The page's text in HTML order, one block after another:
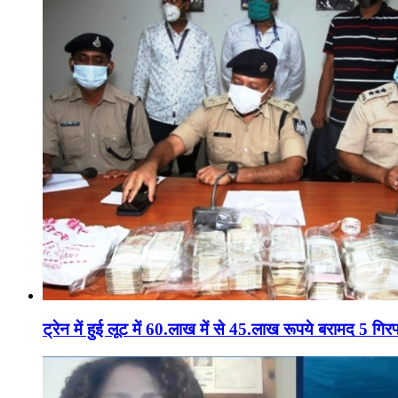
ट्रेन में हुई लूट में 60.लाख में से 45.लाख रूपये बरामद 5